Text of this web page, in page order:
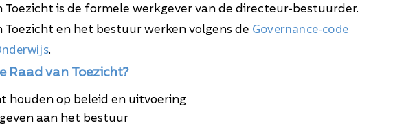
Toezicht is de formele werkgever van de directeur-bestuurder.
Toezicht en het bestuur werken volgens de Governance-code
.
Raad van Toezicht?
houden op beleid en uitvoering
aan het bestuur